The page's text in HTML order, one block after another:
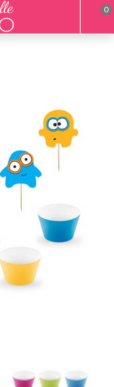
0